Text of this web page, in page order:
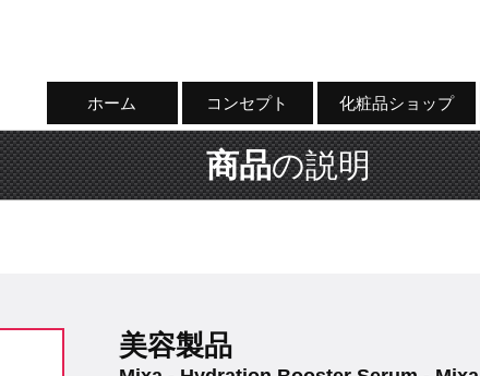
ホーム コンセプト 化粧品ショップ
商品の説明
美容製品